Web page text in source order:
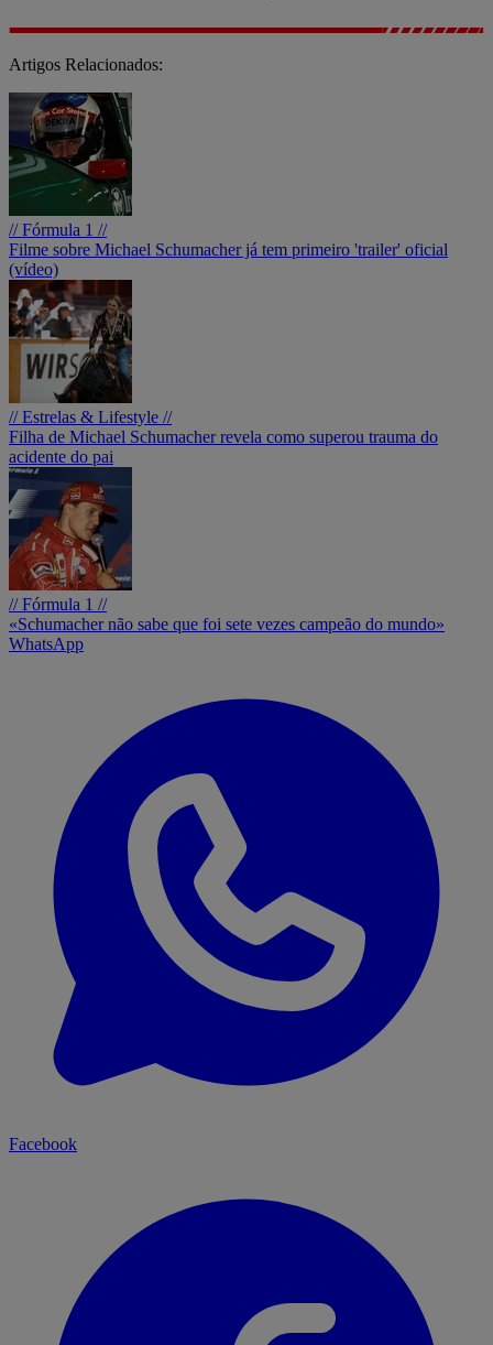
Artigos Relacionados:
// Fórmula 1 //
Filme sobre Michael Schumacher já tem primeiro 'trailer' oficial
(vídeo)
// Estrelas & Lifestyle //
Filha de Michael Schumacher revela como superou trauma do
acidente do pai
// Fórmula 1 //
«Schumacher não sabe que foi sete vezes campeão do mundo»
WhatsApp
Facebook